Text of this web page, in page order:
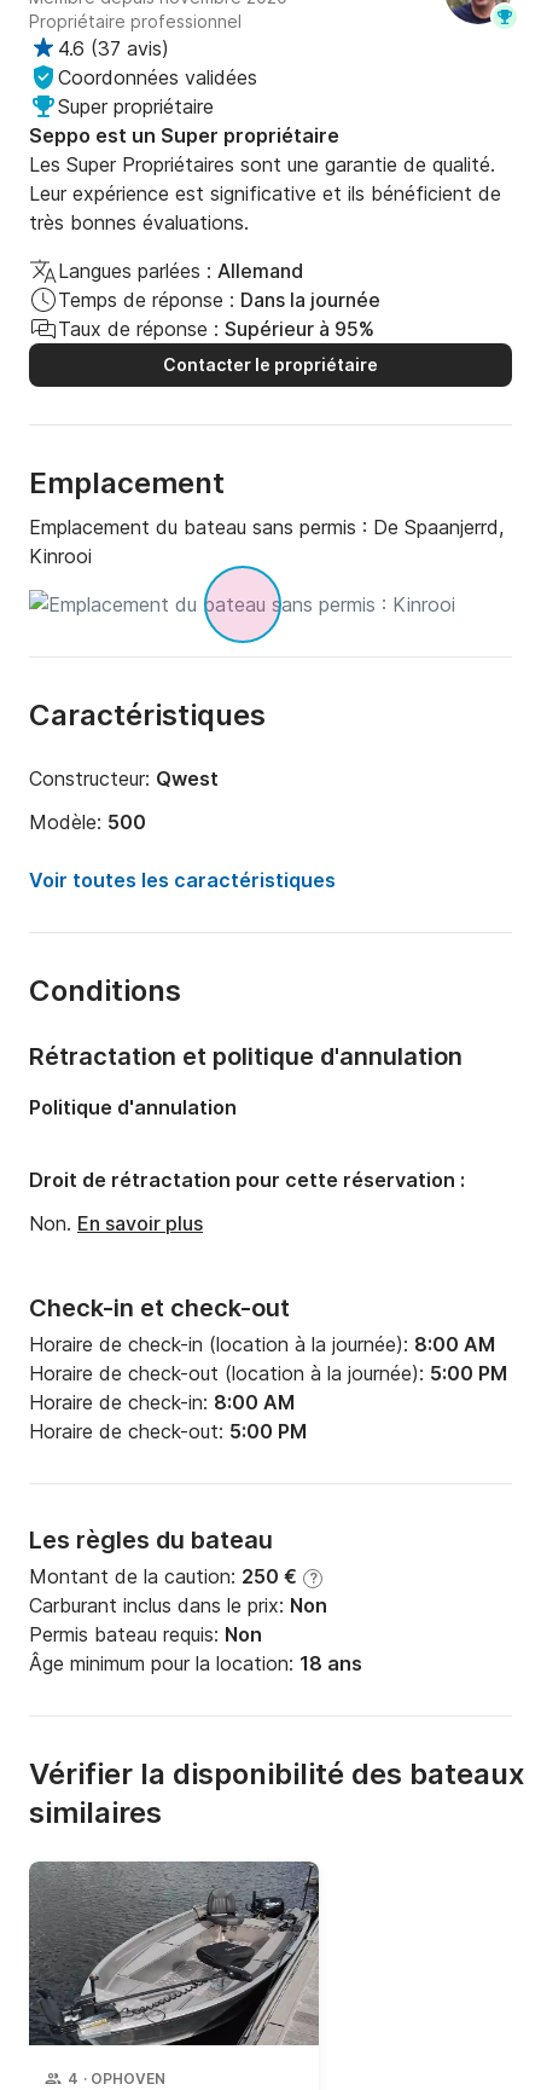
Propriétaire professionnel
4.6 (37 avis)
Coordonnées validées
Super propriétaire
Seppo est un Super propriétaire
Les Super Propriétaires sont une garantie de qualité.
Leur expérience est significative et ils bénéficient de
très bonnes évaluations.
Langues parlées : Allemand
Temps de réponse : Dans la journée
Taux de réponse : Supérieur à 95%
Contacter le propriétaire
Emplacement
Emplacement du bateau sans permis : De Spaanjerrd,
Kinrooi
Caractéristiques
Constructeur: Qwest
Modèle: 500
Puissance moteur:
20cv
Capacité à bord:
Voir toutes les caractéristiques
Conditions
Check-in et check-out
Horaire de check-in (location à la journée): 8:00 AM
Horaire de check-out (location à la journée): 5:00 PM
Horaire de check-in: 8:00 AM
Horaire de check-out: 5:00 PM
Les règles du bateau
Montant de la caution: 250 € ?
Carburant inclus dans le prix: Non
Permis bateau requis: Non
Âge minimum pour la location: 18 ans
Rétractation et politique d'annulation
Politique d'annulation
Droit de rétractation pour cette réservation :
Non. En savoir plus
Vérifier la disponibilité des bateaux
similaires
4 · OPHOVEN